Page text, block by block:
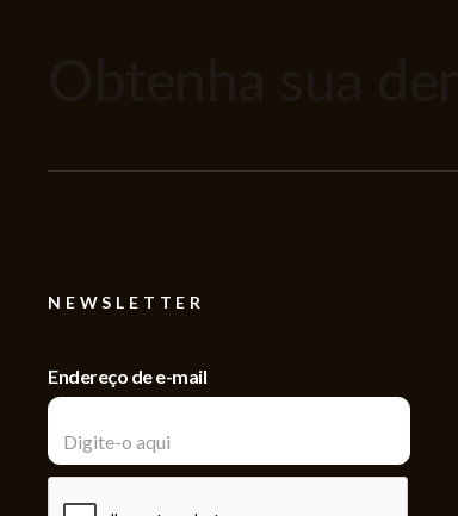
NEWSLETTER
Endereço de e-mail